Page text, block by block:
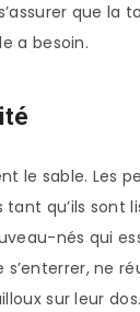
que la
a besoin.
le sable. Les
qu’ils sont
nés qui
ne
sur leur